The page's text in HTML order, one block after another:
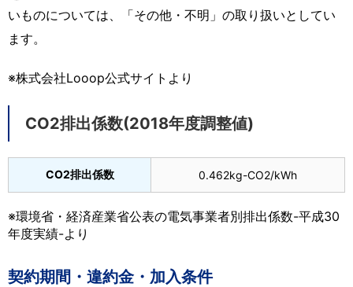
いものについては、「その他・不明」の取り扱いとしてい
ます。
※株式会社Looop公式サイトより
CO2排出係数(2018年度調整値)
CO2排出係数 0.462kg-CO2/kWh
※環境省・経済産業省公表の電気事業者別排出係数-平成30
年度実績-より
契約期間・違約金・加入条件